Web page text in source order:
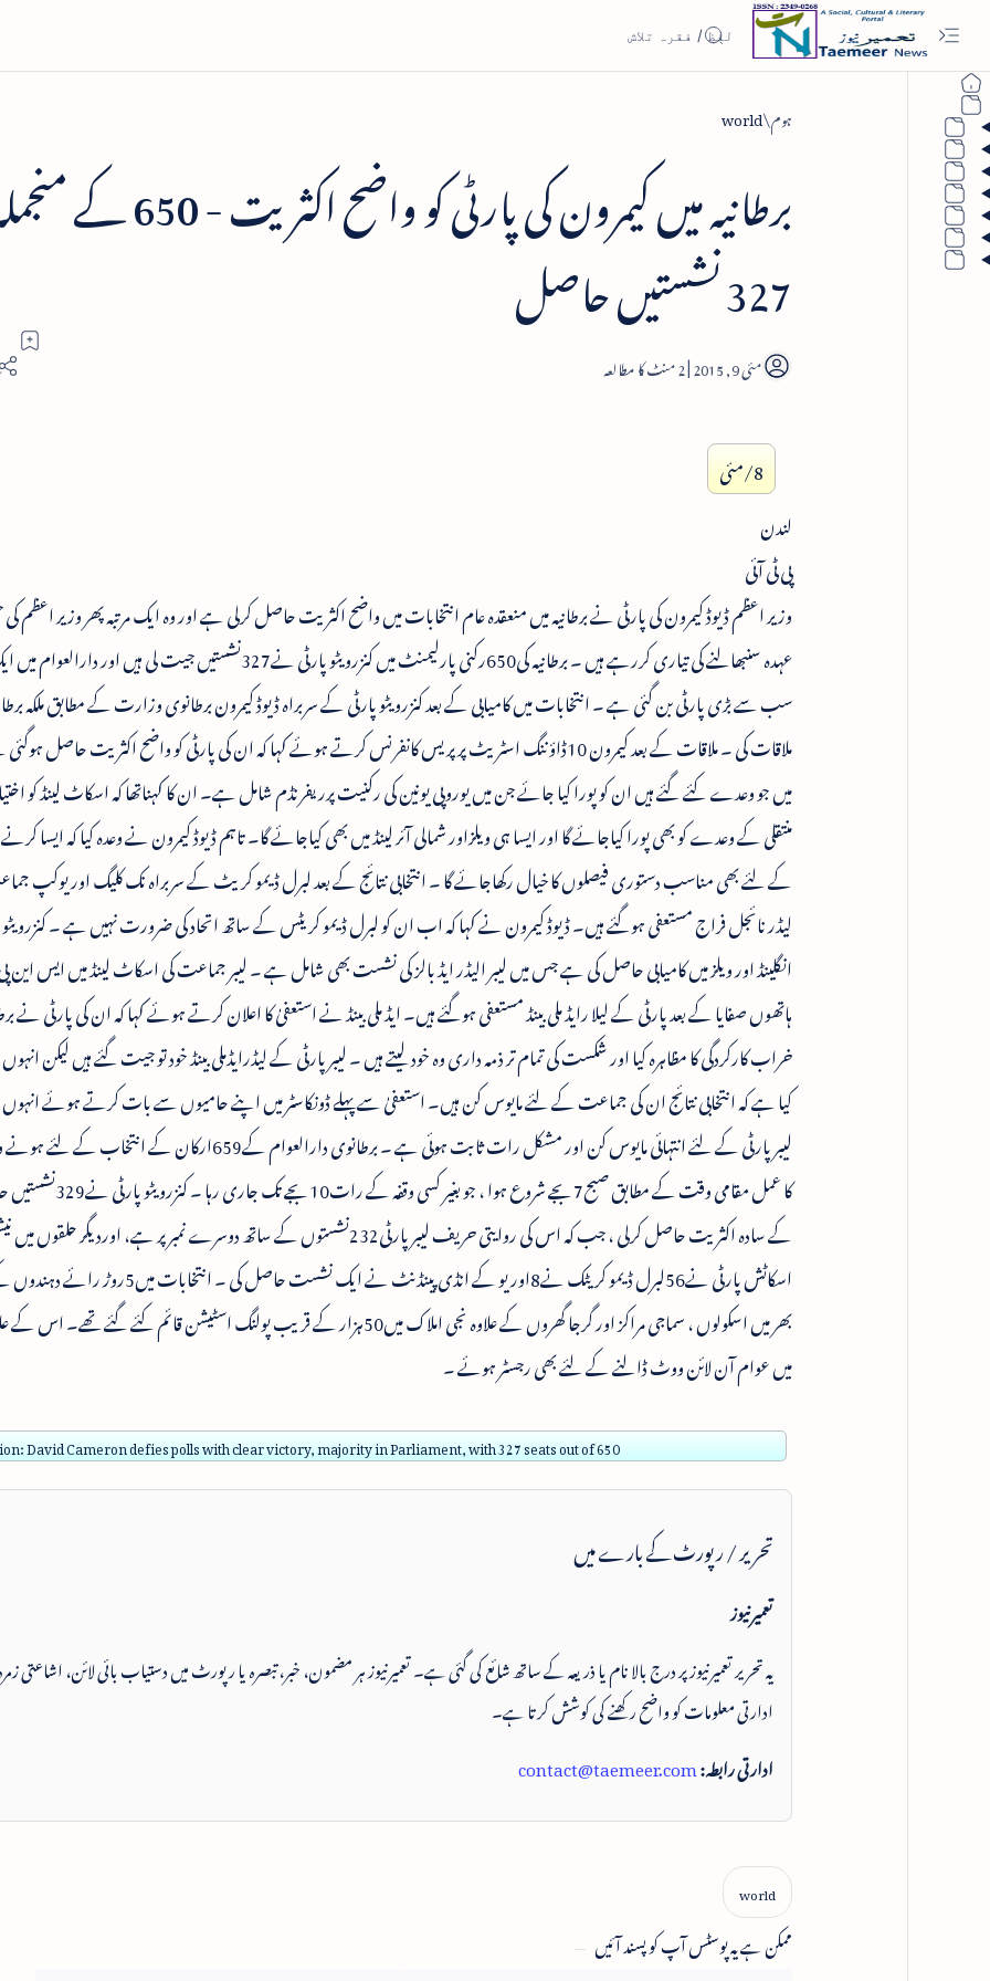
ہوم world
برطانیہ میں کیمرون کی پارٹی کو واضح اکثریت -
327 نشستیں حاصل
2
8/مئی
لندن
پی ٹی آئی
وزیر اعظم ڈیوڈ کیمرون کی پارٹی نے برطانیہ میں منعقدہ عام انتخابات میں واضح اکثریت حاصل کرلی ہے اور وہ ایک مرتبہ پھر وزیر
عہدہ سنبھالنے کی تیاری کررہے ہیں ۔ برطانیہ کی650رکنی پارلیمنٹ میں کنزرویٹو پارٹی نے327نشستیں جیت لی
سب سے بڑی پارٹی بن گئی ہے ۔ انتخابات میں کامیابی کے بعد کنزرویٹو پارٹی کے سربراہ ڈیوڈ کیمرون برطانوی وزارت کے مطابق ملکہ
ملاقات کی ۔ ملاقات کے بعد کیمرون 10ڈاؤننگ اسٹریٹ پر پریس کانفرنس کرتے ہوئے کہا کہ ان کی پارٹی کو واضح اکثریت حاصل
میں جو وعدے کئے گئے ہیں ان کو پورا کیا جائے جن میں یوروپی یونین کی رکنیت پرریفرنڈم شامل ہے۔ ان کا کہناتھا کہ اسکاٹ لینڈ کو
منتقلی کے وعدے کو بھی پورا کیاجائے گا اور ایسا ہی ویلزاور شمالی آئر لینڈ میں بھی کیاجائے گا۔ تاہم ڈیوڈ کیمرون نے وعدہ کیا کہ ایسا کرنے
کے لئے بھی مناسب دستوری فیصلوں کا خیال رکھاجائے گا ۔ انتخابی نتائج کے بعد لبرل ڈیمو کریٹ کے سربراہ نک کلیگ اور یوکپ
لیڈر نائجل فراج مستعفی ہوگئے ہیں۔ ڈیوڈ کیمرون نے کہا کہ اب ان کو لبرل ڈیمو کریٹس کے ساتھ اتحاد کی ضرورت نہیں ہے ۔
انگلینڈ اور ویلز میں کامیابی حاصل کی ہے جس میں لیبر الیڈر ایڈ بالز کی نشست بھی شامل ہے ۔ لیبر جماعت کی اسکاٹ لینڈ میں ایس
ہاتھوں صفایا کے بعد پارٹی کے لیلا رایڈ ملی بینڈ مستعفی ہوگئے ہیں۔ ایڈ ملی بینڈ نے استعفیٰ کا اعلان کرتے ہوئے کہا کہ ان کی پارٹی نے
خراب کارکردگی کا مظاہرہ کیا اور شکست کی تمام تر ذمہ داری وہ خود لیتے ہیں ۔ لیبر پارٹی کے لیڈرایڈملی بینڈ خود تو جیت گئے ہیں لیکن
کیا ہے کہ انتخابی نتائج ان کی جماعت کے لئے مایوس کن ہیں۔ استعفیٰ سے پہلے ڈونکاسٹر میں اپنے حامیوں سے بات کرتے ہوئے انہوں
لیبر پارٹی کے لئے انتہائی مایوس کن اور مشکل رات ثابت ہوئی ہے ۔ برطانوی دارالعوام
کا عمل مقامی وقت کے مطابق صبح7بجے شروع ہوا ، جو بغیر
کے سادہ اکثریت حاصل کرلی ، جب کہ اس کی روایتی حریف لیبر پارٹی232نشستوں کے ساتھ دوسرے نمبر پر ہے، اوردیگر
اسکاٹش پارٹی نے56لبرل ڈیمو کریٹک نے8اوریو کے انڈی پینڈنٹ نے ایک نشست
بھر میں اسکولوں ، سماجی مراکز اور گرجا گھروں کے علاوہ نجی املاک میں50ہزار کے قریب پولنگ اسٹیشن قائم کئے گئے
میں عوام آن لائن ووٹ ڈالنے کے لئے بھی رجسٹر ہوئے ۔
David Cameron defies polls with clear victory, majority in Parliament, with 327 seats out of 650
تحریر / رپورٹ کے بارے میں
تعمیرنیوز
یہ تحریر تعمیرنیوز پر درج بالا نام یا ذریعہ کے ساتھ شائع کی گئی ہے۔ تعمیرنیوز ہر مضمون، خبر، تبصرہ یا رپورٹ میں دستیاب بائی لائن، اشاعتی
ادارتی معلومات کو واضح رکھنے کی کوشش کرتا ہے۔
ادارتی رابطہ:contact@taemeer.com
ممکن ہے یہ پوسٹس آپ کو پسند آئیں